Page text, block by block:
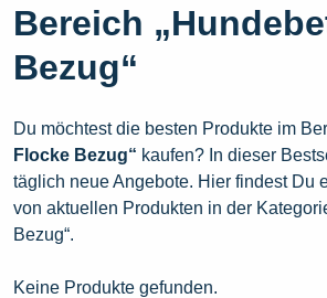
Bereich
Bezug“
Du möchtest die besten Produkte im
Flocke Bezug“ kaufen? In dieser
täglich neue Angebote. Hier findest Du
von aktuellen Produkten in der
Bezug“.
Keine Produkte gefunden.